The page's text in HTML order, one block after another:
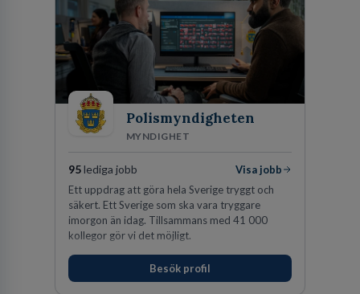
Polismyndigheten
MYNDIGHET
95lediga jobb
Visa jobb
Ett uppdrag att göra hela Sverige tryggt och
säkert. Ett Sverige som ska vara tryggare
imorgon än idag. Tillsammans med 41 000
kollegor gör vi det möjligt.
Besök profil